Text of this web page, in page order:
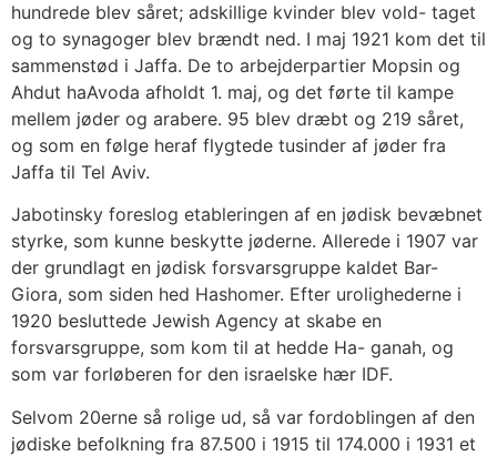
hundrede blev såret; adskillige kvinder blev vold- taget
og to synagoger blev brændt ned. I maj 1921 kom det til
sammenstød i Jaffa. De to arbejderpartier Mopsin og
Ahdut haAvoda afholdt 1. maj, og det førte til kampe
mellem jøder og arabere. 95 blev dræbt og 219 såret,
og som en følge heraf flygtede tusinder af jøder fra
Jaffa til Tel Aviv.
Jabotinsky foreslog etableringen af en jødisk bevæbnet
styrke, som kunne beskytte jøderne. Allerede i 1907 var
der grundlagt en jødisk forsvarsgruppe kaldet Bar-
Giora, som siden hed Hashomer. Efter urolighederne i
1920 besluttede Jewish Agency at skabe en
forsvarsgruppe, som kom til at hedde Ha- ganah, og
som var forløberen for den israelske hær IDF.
Selvom 20erne så rolige ud, så var fordoblingen af den
jødiske befolkning fra 87.500 i 1915 til 174.000 i 1931 et